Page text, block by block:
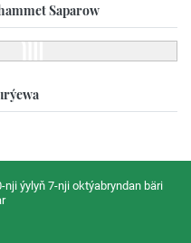
Saparow
ýylyň 7-nji oktýabryndan bäri